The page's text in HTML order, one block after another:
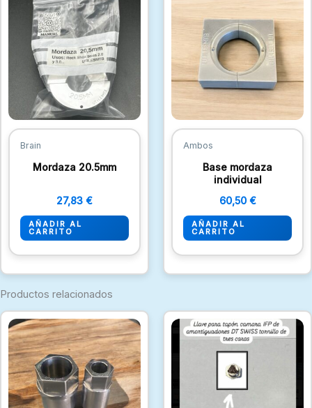
Brain
Mordaza 20.5mm
27,83 €
AÑADIR AL
CARRITO
Ambos
Base mordaza
individual
60,50 €
AÑADIR AL
CARRITO
Productos relacionados